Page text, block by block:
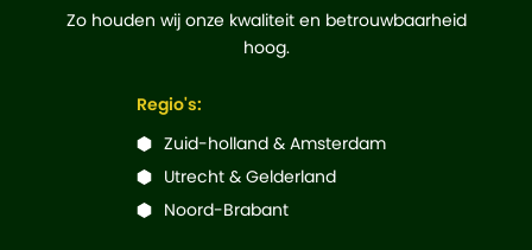
Zo houden wij onze kwaliteit en betrouwbaarheid
hoog.
Regio's:
Zuid-holland & Amsterdam
Utrecht & Gelderland
Noord-Brabant